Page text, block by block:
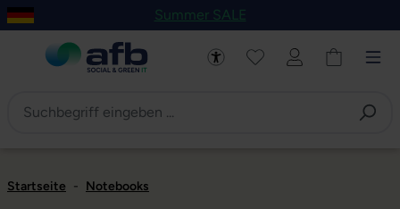
Hauptinhalt springen
Zur Navigation der B2B-Plattform springen
Summer SALE
Startseite - Notebooks